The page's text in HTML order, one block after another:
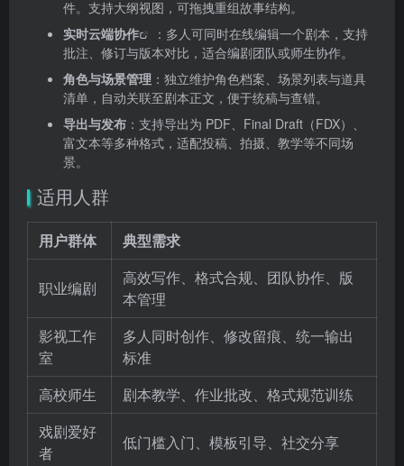
件。支持大纲视图，可拖拽重组故事结构。
实时云端协作
：多人可同时在线编辑一个剧本，支持
批注、修订与版本对比，适合编剧团队或师生协作。
角色与场景管理 ：独立维护角色档案、场景列表与道具
清单，自动关联至剧本正文，便于统稿与查错。
导出与发布 ：支持导出为 PDF、Final Draft（FDX）、
富文本等多种格式，适配投稿、拍摄、教学等不同场
景。
适用人群
用户群体 典型需求
职业编剧
高效写作、格式合规、团队协作、版
本管理
影视工作
室
多人同时创作、修改留痕、统一输出
标准
高校师生
剧本教学、作业批改、格式规范训练
戏剧爱好
者
低门槛入门、模板引导、社交分享